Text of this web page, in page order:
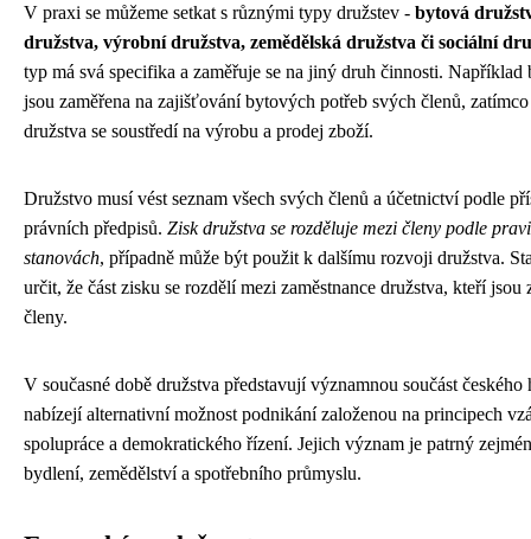
V praxi se můžeme setkat s různými typy družstev - bytová
družstva, výrobní družstva, zemědělská družstva či sociální
typ má svá specifika a zaměřuje se na jiný druh činnosti. Například
jsou zaměřena na zajišťování bytových potřeb svých členů,
družstva se soustředí na výrobu a prodej zboží.
Družstvo musí vést seznam všech svých členů a účetnictví podle
právních předpisů. Zisk družstva se rozděluje mezi členy podle
stanovách, případně může být použit k dalšímu rozvoji družstva.
určit, že část zisku se rozdělí mezi zaměstnance družstva, kteří jsou
členy.
V současné době družstva představují významnou součást českého
nabízejí alternativní možnost podnikání založenou na principech
spolupráce a demokratického řízení. Jejich význam je patrný
bydlení, zemědělství a spotřebního průmyslu.